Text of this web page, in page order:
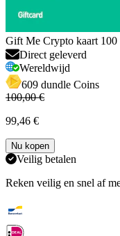
Gift Me Crypto kaart 100
Direct geleverd
Wereldwijd
609 dundle Coins
100,00 €
99,46 €
Nu kopen
Veilig betalen
Reken veilig en snel af